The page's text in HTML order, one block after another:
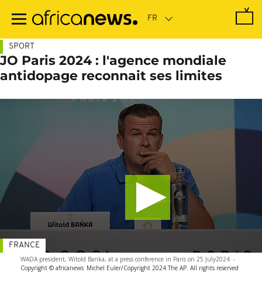
contenu
SPORT
JO Paris 2024 : l'agence mondiale
antidopage reconnait ses limites
WADA president, Witold Banka, at a press conference in Paris on 25 July2024 -
Copyright © africanews Michel Euler/Copyright 2024 The AP. All rights reserved
FRANCE